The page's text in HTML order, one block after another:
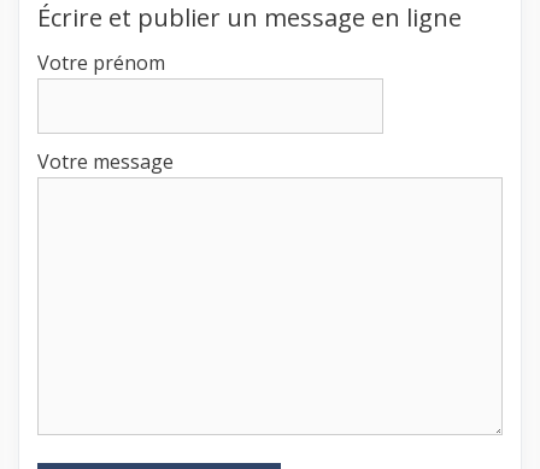
Écrire et publier un message en ligne
Votre prénom
Votre message